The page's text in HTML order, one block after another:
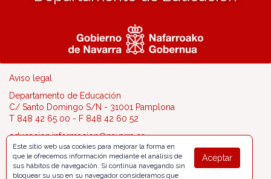
Aviso legal
Departamento de Educación
C/ Santo Domingo S/N - 31001 Pamplona
T 848 42 65 00 - F 848 42 60 52
educacion.informacion@navarra.es
Aceptar
Este sitio web usa cookies para mejorar la forma en
que le ofrecemos información mediante el análisis de
sus hábitos de navegación. Si continúa navegando sin
bloquear su uso en su navegador consideramos que